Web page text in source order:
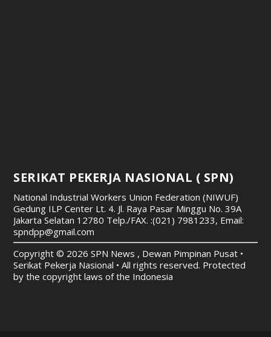
SERIKAT PEKERJA NASIONAL ( SPN)
National Industrial Workers Union Federation (NIWUF)
Gedung ILP Center Lt. 4. Jl. Raya Pasar Minggu No. 39A
Jakarta Selatan 12780 Telp./FAX. :(021) 7981233, Email:
spndpp@gmail.com
Copyright © 2026 SPN News , Dewan Pimpinan Pusat •
Serikat Pekerja Nasional • All rights reserved. Protected
by the copyright laws of the Indonesia